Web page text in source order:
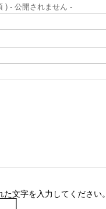
) - 公開されません -
た文字を入力してください。